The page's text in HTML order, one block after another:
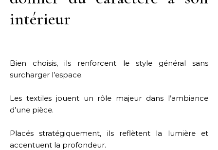
intérieur
Bien choisis, ils renforcent le style général sans
surcharger l’espace.
Les textiles jouent un rôle majeur dans l’ambiance
d’une pièce.
Placés stratégiquement, ils reflètent la lumière et
accentuent la profondeur.